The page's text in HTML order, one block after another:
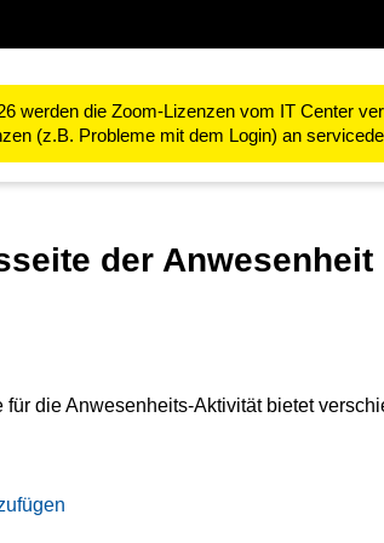
werden die Zoom-Lizenzen vom IT Center
(z.B. Probleme mit dem Login) an
RWTHmoodle Lehr- und Lernprozesse gestalten
der Anwesenheit
für die Anwesenheits-Aktivität bietet